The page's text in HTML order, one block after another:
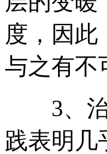
度，因此
与之有不
3、治
践表明几